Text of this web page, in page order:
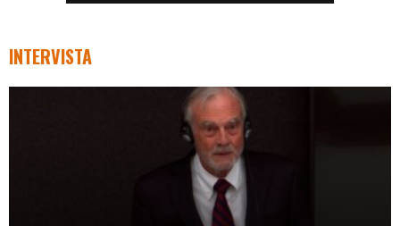
INTERVISTA